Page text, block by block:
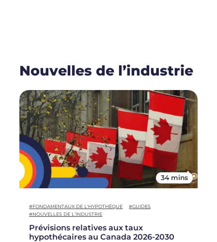
Nouvelles de l’industrie
34 mins
#FONDAMENTAUX DE L'HYPOTHÈQUE
#GUIDES
#NOUVELLES DE L’INDUSTRIE
Prévisions relatives aux taux
hypothécaires au Canada 2026-2030